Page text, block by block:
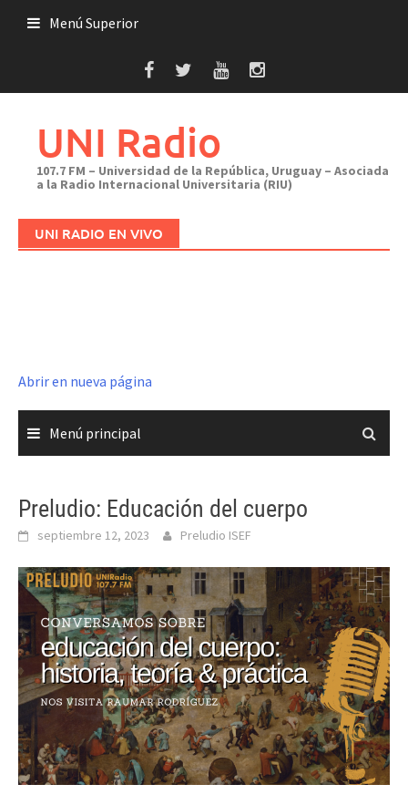
Menú Superior
UNI Radio
107.7 FM – Universidad de la República, Uruguay – Asociada
a la Radio Internacional Universitaria (RIU)
UNI RADIO EN VIVO
Abrir en nueva página
Menú principal
Preludio: Educación del cuerpo
septiembre 12, 2023 Preludio ISEF